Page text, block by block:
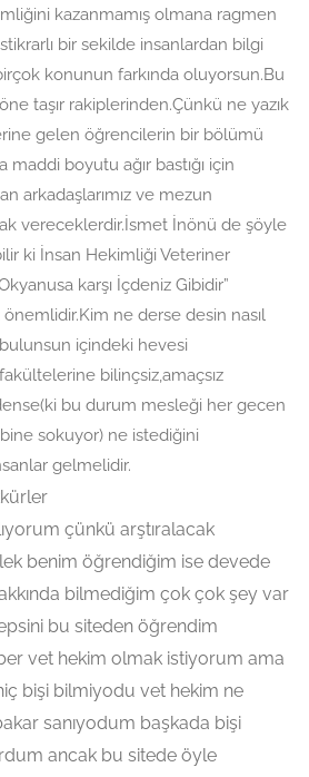
kazanmamış olmana ragmen
bir sekilde insanlardan bilgi
konunun farkında oluyorsun.Bu
taşır rakiplerinden.Çünkü ne yazık
gelen öğrencilerin bir bölümü
maddi boyutu ağır bastığı için
arkadaşlarımız ve mezun
vereceklerdir.İsmet İnönü de şöyle
ki İnsan Hekimliği Veteriner
karşı İçdeniz Gibidir”
önemlidir.Kim ne derse desin nasıl
içindeki hevesi
bilinçsiz,amaçsız
bu durum mesleği her gecen
sokuyor) ne istediğini
gelmelidir.
çünkü arştıralacak
benim öğrendiğim ise devede
bilmediğim çok çok şey var
bu siteden öğrendim
vet hekim olmak istiyorum ama
bişi bilmiyodu vet hekim ne
sanıyodum başkada bişi
ancak bu sitede öyle